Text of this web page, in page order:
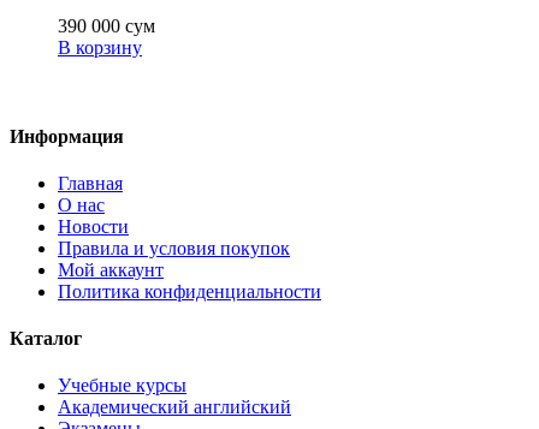
390 000 сум
В корзину
Информация
Главная
О нас
Новости
Правила и условия покупок
Мой аккаунт
Политика конфиденциальности
Каталог
Учебные курсы
Академический английский